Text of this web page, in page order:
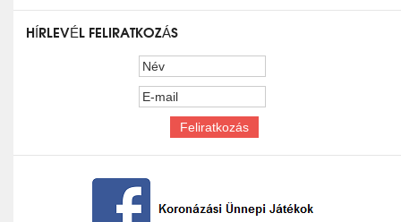
HÍRLEVÉL FELIRATKOZÁS